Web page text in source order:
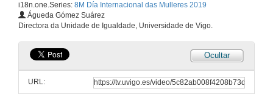
i18n.one.Series: 8M Día Internacional das Mulleres 2019
Águeda Gómez Suárez
Directora da Unidade de Igualdade, Universidade de Vigo.
Ocultar
URL:
Tema: «Berra»
6 de mar. de 2019